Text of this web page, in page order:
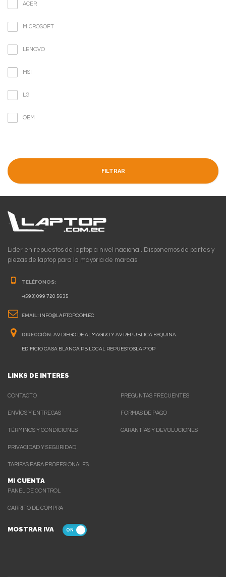
ACER
MICROSOFT
LENOVO
MSI
LG
OEM
FILTRAR
Lider en repuestos de laptop a nivel nacional. Disponemos de partes y
piezas de laptop para la mayoria de marcas.
TELÉFONOS:
+(593) 099 720 5635
EMAIL: INFO@LAPTOP.COM.EC
DIRECCIÓN: AV. DIEGO DE ALMAGRO Y AV REPUBLICA ESQUINA.
EDIFICIO CASA BLANCA PB LOCAL REPUESTOSLAPTOP
LINKS DE INTERES
CONTACTO
ENVÍOS Y ENTREGAS
TÉRMINOS Y CONDICIONES
PRIVACIDAD Y SEGURIDAD
TARIFAS PARA PROFESIONALES
MI CUENTA
PANEL DE CONTROL
CARRITO DE COMPRA
PREGUNTAS FRECUENTES
FORMAS DE PAGO
GARANTÍAS Y DEVOLUCIONES
MOSTRAR IVA